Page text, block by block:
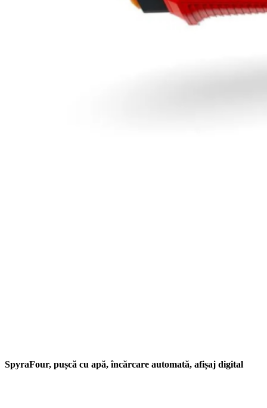
SpyraFour, pușcă cu apă, încărcare automată, afișaj digital